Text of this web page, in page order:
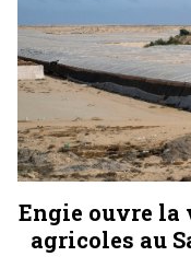
Engie ouvre la
agricoles au